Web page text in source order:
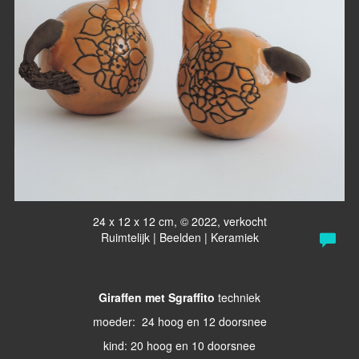
24 x 12 x 12 cm, © 2022, verkocht
Ruimtelijk | Beelden | Keramiek
Giraffen met Sgraffito techniek
moeder: 24 hoog en 12 doorsnee
kind: 20 hoog en 10 doorsnee